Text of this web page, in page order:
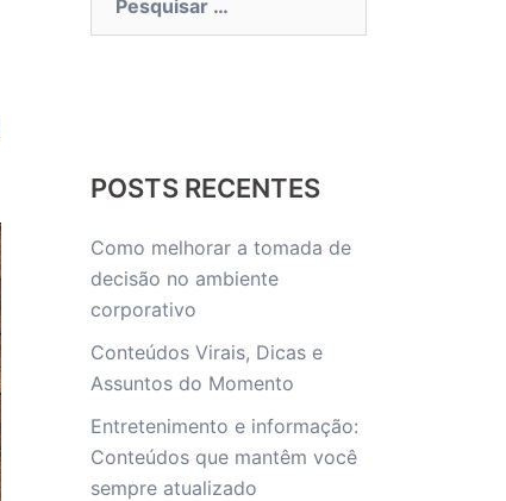
POSTS RECENTES
Como melhorar a tomada de
decisão no ambiente
corporativo
Conteúdos Virais, Dicas e
Assuntos do Momento
Entretenimento e informação:
Conteúdos que mantêm você
sempre atualizado